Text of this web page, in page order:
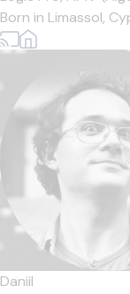
Born in Limassol,
Daniil